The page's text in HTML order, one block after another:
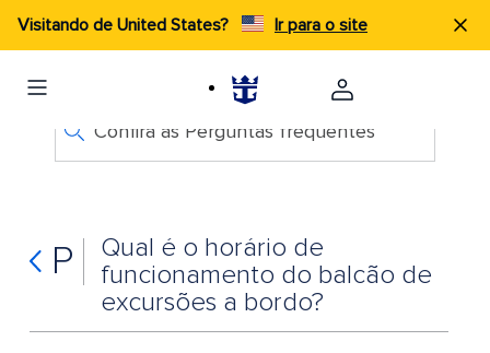
Visitando de United States? Ir para o site
Confira as Perguntas frequentes
P
Qual é o horário de
funcionamento do balcão de
excursões a bordo?